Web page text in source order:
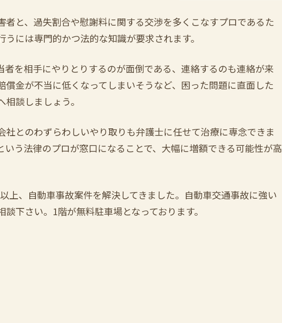
と、過失割合や慰謝料に関する交渉を多くこなすプロであるた
には専門的かつ法的な知識が要求されます。
を相手にやりとりするのが面倒である、連絡するのも連絡が来
金が不当に低くなってしまいそうなど、困った問題に直面した
談しましょう。
とのわずらわしいやり取りも弁護士に任せて治療に専念できま
う法律のプロが窓口になることで、大幅に増額できる可能性が高
、自動車事故案件を解決してきました。 自動車交通事故に強い
下さい。1階が無料駐車場となっております。